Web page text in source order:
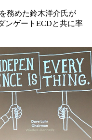
務めた鈴木洋介氏が
ンゲートECDと共に率